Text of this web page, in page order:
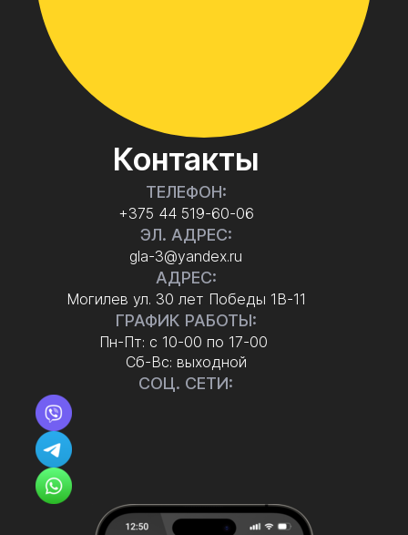
Контакты
ТЕЛЕФОН:
+375 44 519-60-06
ЭЛ. АДРЕС:
gla-3@yandex.ru
АДРЕС:
Могилев ул. 30 лет Победы 1В-11
ГРАФИК РАБОТЫ:
Пн-Пт: с 10-00 по 17-00
Сб-Вс: выходной
СОЦ. СЕТИ: